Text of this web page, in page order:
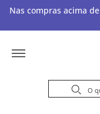
Nas compras acima de